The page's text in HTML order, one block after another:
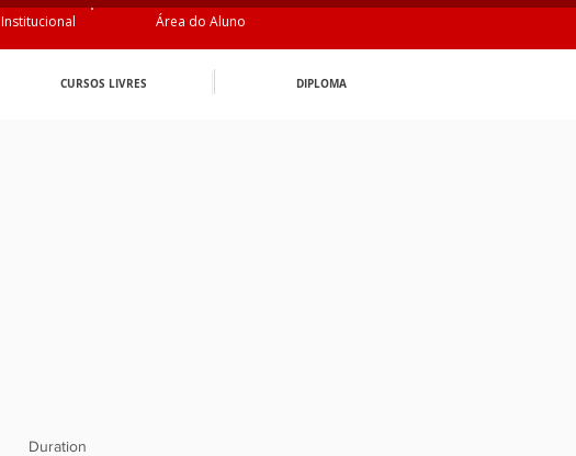
Institucional Área do Aluno
CURSOS LIVRES DIPLOMA
Duration